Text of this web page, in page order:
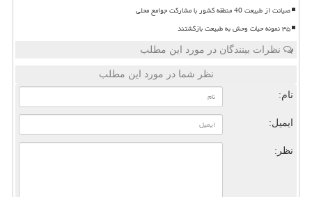
صیانت از طبیعت 40 منطقه کشور با مشارکت جوامع محلی
۳۵ نمونه حیات وحش به طبیعت بازگشتند
نظرات بینندگان در مورد این مطلب
نظر شما در مورد این مطلب
نام:
ایمیل:
نظر: